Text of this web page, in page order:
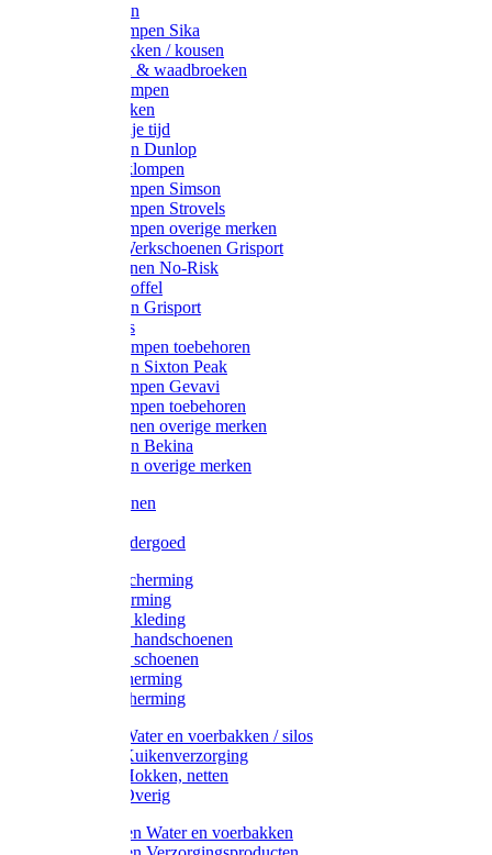
Werksokken
Schoenklompen Sika
Thermo sokken / kousen
Lieslaarzen & waadbroeken
Houten klompen
Wandelsokken
Laarzen vrije tijd
Werklaarzen Dunlop
Kunststof klompen
Schoenklompen Simson
Schoenklompen Strovels
Schoenklompen overige merken
Wandel-/ Werkschoenen Grisport
Werkschoenen No-Risk
Klomppantoffel
Werklaarzen Grisport
Accessoires
Houten klompen toebehoren
Werklaarzen Sixton Peak
Schoenklompen Gevavi
Schoenklompen toebehoren
Werkschoenen overige merken
Werklaarzen Bekina
Werklaarzen overige merken
Handschoenen
Thermo ondergoed
Gehoorbescherming
Oogbescherming
Disposable kleding
Disposable handschoenen
Disposable schoenen
Mondbescherming
Hoofdbescherming
Pluimvee Water en voerbakken / silos
Pluimvee Kuikenverzorging
Pluimvee Hokken, netten
Pluimvee Overig
Knaagdieren Water en voerbakken